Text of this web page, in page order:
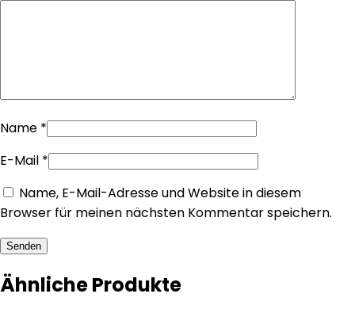
Name *
E-Mail *
Name, E-Mail-Adresse und Website in diesem
Browser für meinen nächsten Kommentar speichern.
Senden
Ähnliche Produkte